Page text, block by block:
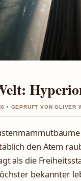
• GEPRUFT VON OLIVER
den Atem
als die
bekannter